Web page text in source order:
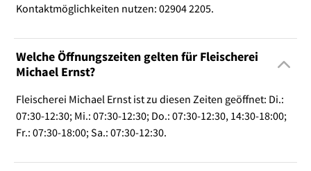
Kontaktmöglichkeiten nutzen: 02904 2205.
Welche Öffnungszeiten gelten für Fleischerei
Michael Ernst?
Fleischerei Michael Ernst ist zu diesen Zeiten geöffnet: Di.:
07:30-12:30; Mi.: 07:30-12:30; Do.: 07:30-12:30, 14:30-18:00;
Fr.: 07:30-18:00; Sa.: 07:30-12:30.